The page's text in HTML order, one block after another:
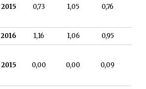
2015 0,73 1,05 0,76
2016 1,16 1,06 0,95
2015 0,00 0,00 0,09